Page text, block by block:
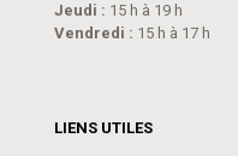
Jeudi : 15 h à 19 h
Vendredi : 15 h à 17 h
LIENS UTILES